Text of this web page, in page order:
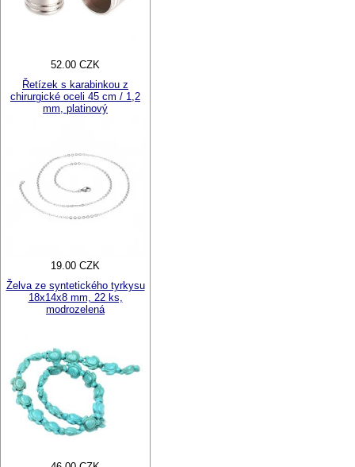
52.00 CZK
Řetízek s karabinkou z
chirurgické oceli 45 cm / 1,2
mm, platinový
19.00 CZK
Želva ze syntetického tyrkysu
18x14x8 mm, 22 ks,
modrozelená